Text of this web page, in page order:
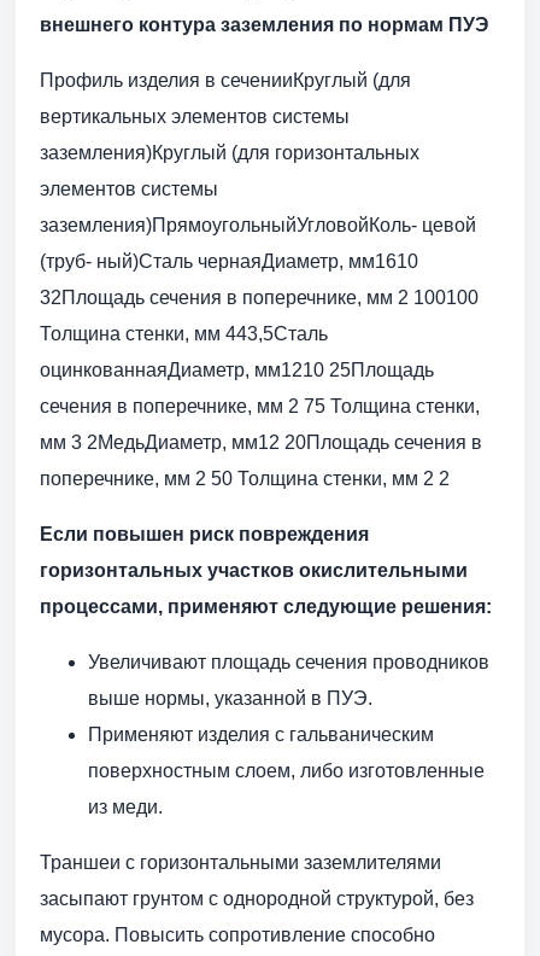
внешнего контура заземления по нормам ПУЭ
Профиль изделия в сеченииКруглый (для
вертикальных элементов системы
заземления)Круглый (для горизонтальных
элементов системы
заземления)ПрямоугольныйУгловойКоль- цевой
(труб- ный)Сталь чернаяДиаметр, мм1610
32Площадь сечения в поперечнике, мм 2 100100
Толщина стенки, мм 443,5Сталь
оцинкованнаяДиаметр, мм1210 25Площадь
сечения в поперечнике, мм 2 75 Толщина стенки,
мм 3 2МедьДиаметр, мм12 20Площадь сечения в
поперечнике, мм 2 50 Толщина стенки, мм 2 2
Если повышен риск повреждения
горизонтальных участков окислительными
процессами, применяют следующие решения:
Увеличивают площадь сечения проводников
выше нормы, указанной в ПУЭ.
Применяют изделия с гальваническим
поверхностным слоем, либо изготовленные
из меди.
Траншеи с горизонтальными заземлителями
засыпают грунтом с однородной структурой, без
мусора. Повысить сопротивление способно